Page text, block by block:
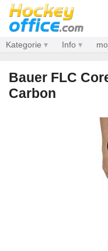
Kategorie Info
Bauer FLC
Carbon